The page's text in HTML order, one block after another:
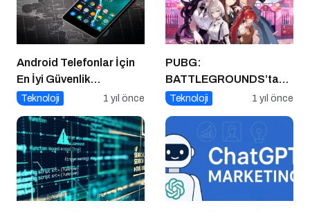
Android Telefonlar İçin
En İyi Güvenlik
Uygulamaları
Teknoloji 1 yıl önce
PUBG:
BATTLEGROUNDS’tan
1 Nisan Şakası
Teknoloji 1 yıl önce